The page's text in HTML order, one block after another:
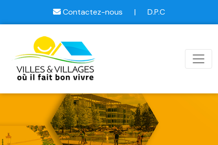
Contactez-nous | D.P.C